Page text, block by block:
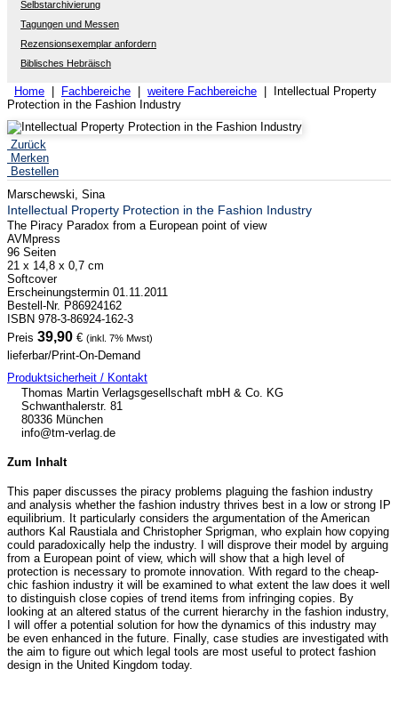
Selbstarchivierung
Tagungen und Messen
Rezensionsexemplar anfordern
Biblisches Hebräisch
Home Fachbereiche weitere Fachbereiche | Intellectual Property
Protection in the Fashion Industry
Zurück
Merken
Bestellen
Marschewski, Sina
Intellectual Property Protection in the Fashion Industry
The Piracy Paradox from a European point of view
AVMpress
96 Seiten
21 x 14,8 x 0,7 cm
Softcover
Erscheinungstermin 01.11.2011
Bestell-Nr. P86924162
ISBN 978-3-86924-162-3
Preis 39,90 € (inkl. 7% Mwst)
lieferbar/Print-On-Demand
Produktsicherheit / Kontakt
Thomas Martin Verlagsgesellschaft mbH & Co. KG
Schwanthalerstr. 81
80336 München
info@tm-verlag.de
Zum Inhalt
This paper discusses the piracy problems plaguing the fashion industry
and analysis whether the fashion industry thrives best in a low or strong IP
equilibrium. It particularly considers the argumentation of the American
authors Kal Raustiala and Christopher Sprigman, who explain how copying
could paradoxically help the industry. I will disprove their model by arguing
from a European point of view, which will show that a high level of
protection is necessary to promote innovation. With regard to the cheap-
chic fashion industry it will be examined to what extent the law does it well
to distinguish close copies of trend items from infringing copies. By
looking at an altered status of the current hierarchy in the fashion industry,
I will offer a potential solution for how the dynamics of this industry may
be even enhanced in the future. Finally, case studies are investigated with
the aim to figure out which legal tools are most useful to protect fashion
design in the United Kingdom today.